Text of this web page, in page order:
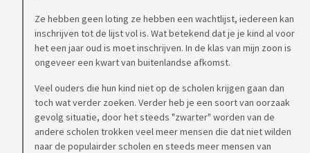
Ze hebben geen loting ze hebben een wachtlijst, iedereen kan
inschrijven tot de lijst vol is. Wat betekend dat je je kind al voor
het een jaar oud is moet inschrijven. In de klas van mijn zoon is
ongeveer een kwart van buitenlandse afkomst.
Veel ouders die hun kind niet op de scholen krijgen gaan dan
toch wat verder zoeken. Verder heb je een soort van oorzaak
gevolg situatie, door het steeds "zwarter" worden van de
andere scholen trokken veel meer mensen die dat niet wilden
naar de populairder scholen en steeds meer mensen van